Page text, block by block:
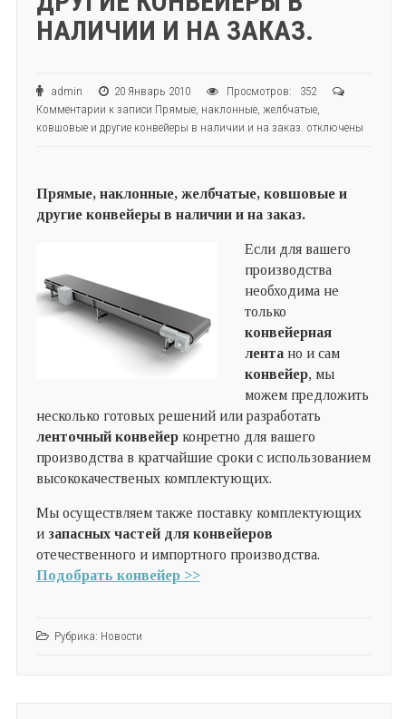
НАЛИЧИИ И НА ЗАКАЗ.
admin 20 Январь 2010
Просмотров: 352
Комментарии к записи Прямые, наклонные, желбчатые,
ковшовые и другие конвейеры в наличии и на заказ. отключены
Прямые, наклонные, желбчатые, ковшовые и
другие конвейеры в наличии и на заказ.
Если для вашего
производства
необходима не
только
конвейерная
лентано и сам
конвейер, мы
можем предложить
несколько готовых решений или разработать
ленточный конвейерконретно для вашего
производства в кратчайшие сроки с использованием
высококачественых комплектующих.
Мы осуществляем также поставку комплектующих
и запасных частей для конвейеров
отечественного и импортного производства.
Подобрать конвейер >>
Рубрика: Новости